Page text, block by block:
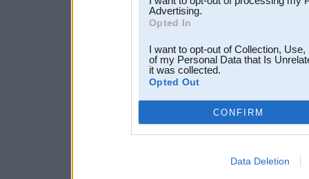
Advertising.
Opted In
I want to opt-out of Collection,
of my Personal Data that Is
it was collected.
Opted Out
CONFIRM
Data Deletion